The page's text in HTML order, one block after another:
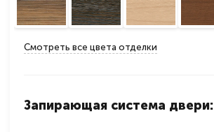
Смотреть все цвета отделки
Запирающая система двери: